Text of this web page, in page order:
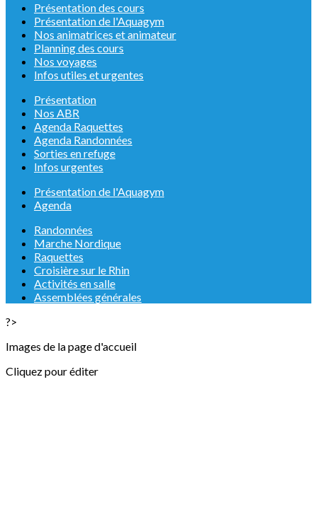
Présentation des cours
Présentation de l'Aquagym
Nos animatrices et animateur
Planning des cours
Nos voyages
Infos utiles et urgentes
Présentation
Nos ABR
Agenda Raquettes
Agenda Randonnées
Sorties en refuge
Infos urgentes
Présentation de l'Aquagym
Agenda
Randonnées
Marche Nordique
Raquettes
Croisière sur le Rhin
Activités en salle
Assemblées générales
?>
Images de la page d'accueil
Cliquez pour éditer